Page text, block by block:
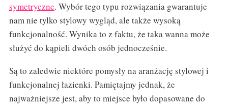
symetryczne. Wybór tego typu rozwiązania gwarantuje
nam nie tylko stylowy wygląd, ale także wysoką
funkcjonalność. Wynika to z faktu, że taka wanna może
służyć do kąpieli dwóch osób jednocześnie.
Są to zaledwie niektóre pomysły na aranżację stylowej i
funkcjonalnej łazienki. Pamiętajmy jednak, że
najważniejsze jest, aby to miejsce było dopasowane do